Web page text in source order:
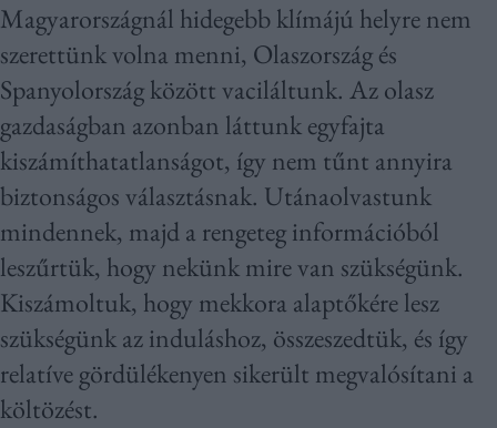
Magyarországnál hidegebb klímájú helyre nem
szerettünk volna menni, Olaszország és
Spanyolország között vaciláltunk. Az olasz
gazdaságban azonban láttunk egyfajta
kiszámíthatatlanságot, így nem tűnt annyira
biztonságos választásnak. Utánaolvastunk
mindennek, majd a rengeteg információból
leszűrtük, hogy nekünk mire van szükségünk.
Kiszámoltuk, hogy mekkora alaptőkére lesz
szükségünk az induláshoz, összeszedtük, és így
relatíve gördülékenyen sikerült megvalósítani a
költözést.